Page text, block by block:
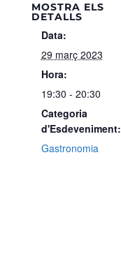
MOSTRA ELS
DETALLS
Data:
29 març 2023
Hora:
19:30 - 20:30
Categoria
d'Esdeveniment:
Gastronomia